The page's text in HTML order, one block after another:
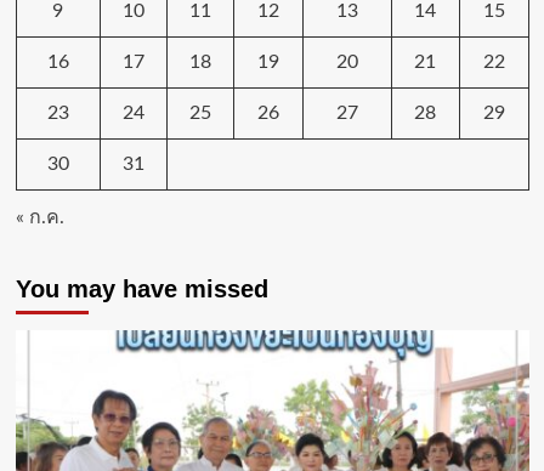
9 10 11 12 13 14 15
16 17 18 19 20 21 22
23 24 25 26 27 28 29
30 31
« ก.ค.
You may have missed